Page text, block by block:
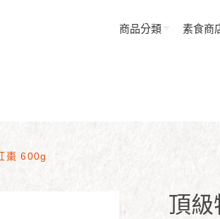
商品分類 素食商
棗 600g
頂級